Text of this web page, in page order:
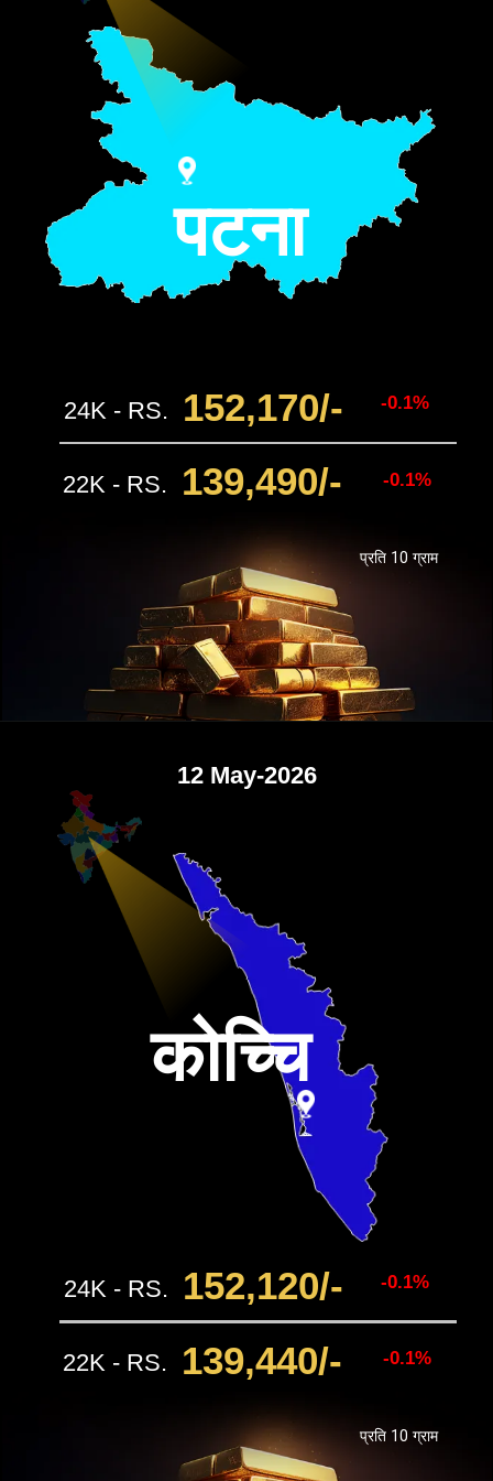
24K - RS. -0.1%
152,170/-
22K - RS. -0.1%
139,490/-
पटना
प्रति 10 ग्राम
12 May-2026
24K - RS. -0.1%
152,120/-
22K - RS. -0.1%
139,440/-
कोच्चि
प्रति 10 ग्राम